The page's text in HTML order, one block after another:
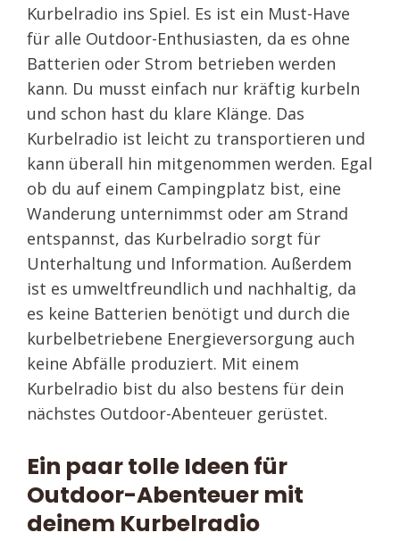
Kurbelradio ins Spiel. Es ist ein Must-Have
für alle Outdoor-Enthusiasten, da es ohne
Batterien oder Strom betrieben werden
kann. Du musst einfach nur kräftig kurbeln
und schon hast du klare Klänge. Das
Kurbelradio ist leicht zu transportieren und
kann überall hin mitgenommen werden. Egal
ob du auf einem Campingplatz bist, eine
Wanderung unternimmst oder am Strand
entspannst, das Kurbelradio sorgt für
Unterhaltung und Information. Außerdem
ist es umweltfreundlich und nachhaltig, da
es keine Batterien benötigt und durch die
kurbelbetriebene Energieversorgung auch
keine Abfälle produziert. Mit einem
Kurbelradio bist du also bestens für dein
nächstes Outdoor-Abenteuer gerüstet.
Ein paar tolle Ideen für
Outdoor-Abenteuer mit
deinem Kurbelradio